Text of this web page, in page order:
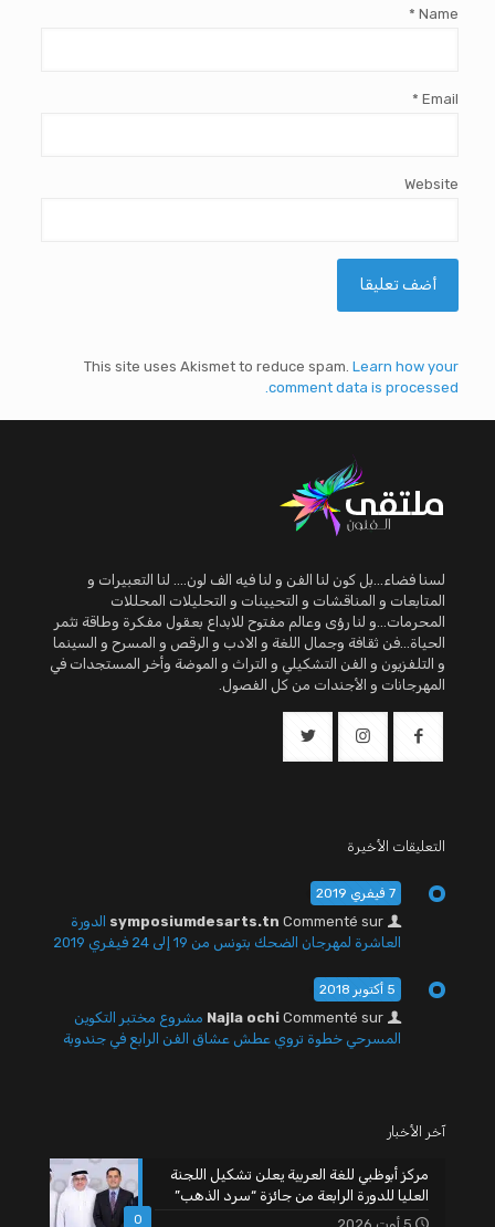
Name
*
Email
*
Website
This site uses Akismet to reduce spam. Learn how your
comment data is processed.
لسنا فضاء...بل كون لنا الفن و لنا فيه الف لون.... لنا التعبيرات و
المتابعات و المناقشات و التحيينات و التحليلات المحللات
المحرمات...و لنا رؤى وعالم مفتوح للابداع بعقول مفكرة وطاقة تثمر
الحياة...فن ثقافة وجمال اللغة و الادب و الرقص و المسرح و السينما
و التلفزيون و الفن التشكيلي و التراث و الموضة وأخر المستجدات في
المهرجانات و الأجندات من كل الفصول.
التعليقات الأخيرة
7 فيفري 2019
symposiumdesarts.tn Commenté sur
الدورة
العاشرة لمهرجان الضحك بتونس من 19 إلى 24 فيفري 2019
5 أكتوبر 2018
Najla ochi Commenté sur
مشروع مختبر التكوين
المسرحي خطوة تروي عطش عشاق الفن الرابع في جندوبة
آخر الأخبار
0
مركز أبوظبي للغة العربية يعلن تشكيل اللجنة
العليا للدورة الرابعة من جائزة “سرد الذهب”